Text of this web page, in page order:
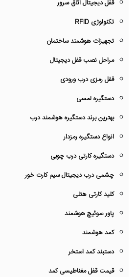
قفل دیجیتال اتاق سرور
تکنولوژی RFID
تجهیزات هوشمند ساختمان
مراحل نصب قفل دیجیتال
قفل رمزی درب ورودی
دستگیره لمسی
بهترین برند دستگیره هوشمند درب
انواع دستگیره رمزدار
دستگیره کارتی درب چوبی
چشمی درب دیجیتال سیم کارت خور
کلید کارتی هتلی
پاور سوئیچ هوشمند
کمد هوشمند
دستبند کمد استخر
قیمت قفل مغناطیسی کمد